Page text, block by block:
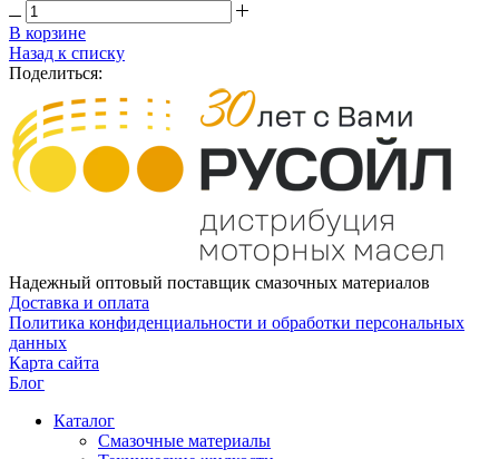
В корзине
Назад к списку
Поделиться:
Надежный оптовый поставщик смазочных материалов
Доставка и оплата
Политика конфиденциальности и обработки персональных
данных
Карта сайта
Блог
Каталог
Смазочные материалы